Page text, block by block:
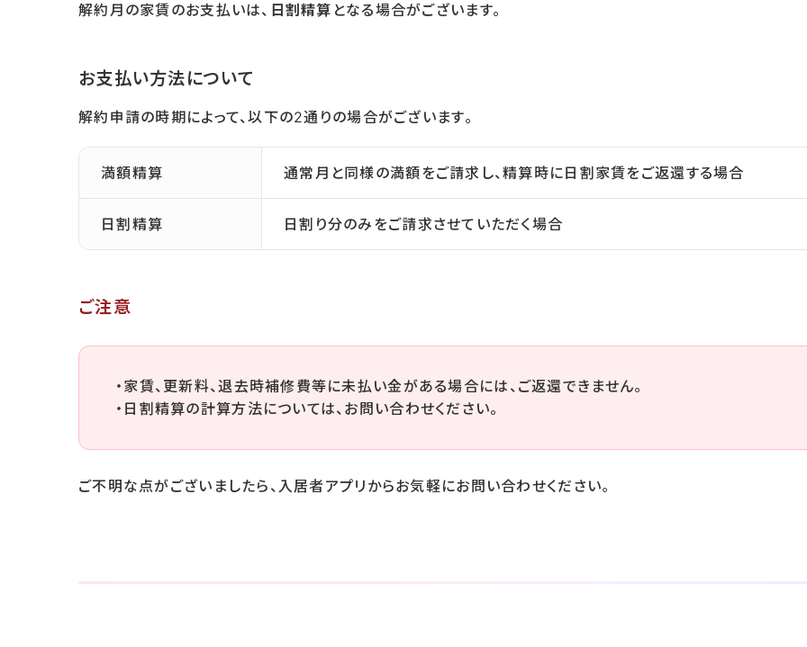
解約月の家賃のお支払いは、 日割精算 となる場合がございます。
お支払い方法について
解約申請の時期によって、以下の2通りの場合がございます。
満額精算 通常月と同様の満額をご請求し、精算時に日割家賃をご返還する場合
日割精算 日割り分のみをご請求させていただく場合
ご注意
・家賃、更新料、退去時補修費等に未払い金がある場合には、ご返還できません。
・日割精算の計算方法については、お問い合わせください。
ご不明な点がございましたら、入居者アプリからお気軽にお問い合わせください。